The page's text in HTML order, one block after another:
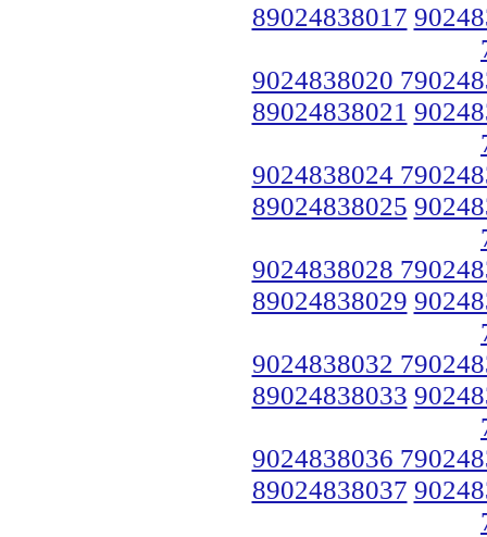
89024838017
9024838020
89024838021
9024838024
89024838025
9024838028
89024838029
9024838032
89024838033
9024838036
89024838037